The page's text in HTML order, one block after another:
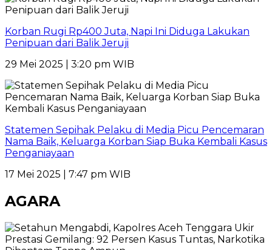
Korban Rugi Rp400 Juta, Napi Ini Diduga Lakukan
Penipuan dari Balik Jeruji
29 Mei 2025 | 3:20 pm WIB
Statemen Sepihak Pelaku di Media Picu Pencemaran
Nama Baik, Keluarga Korban Siap Buka Kembali Kasus
Penganiayaan
17 Mei 2025 | 7:47 pm WIB
AGARA